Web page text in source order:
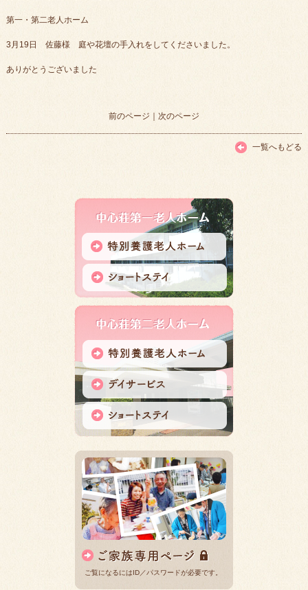
第一・第二老人ホーム
3月19日 佐藤様 庭や花壇の手入れをしてくださいました。
ありがとうございました
前のページ ｜ 次のページ
一覧へもどる
ご覧になるにはID／パスワードが必要です。